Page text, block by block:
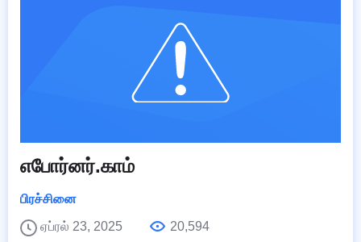
எபோர்னர்.காம்
பிரச்சினை
ஏப்ரல் 23, 2025
20,594